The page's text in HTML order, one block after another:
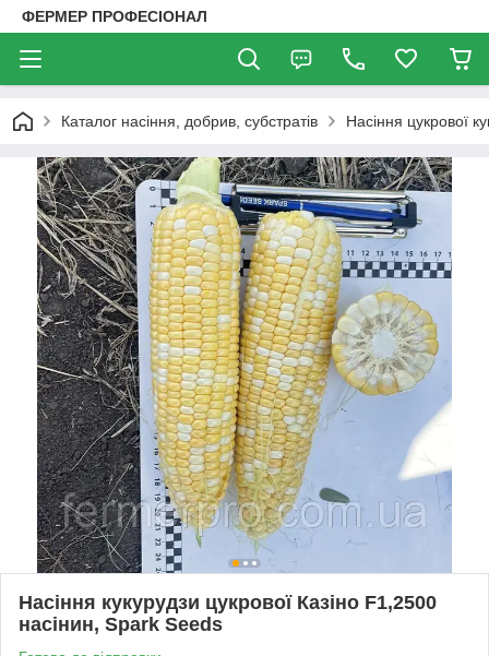
ФЕРМЕР ПРОФЕСІОНАЛ
Каталог насіння, добрив, субстратів Насіння цукрової
Насіння кукурудзи цукрової Казіно F1,2500
насінин, Spark Seeds